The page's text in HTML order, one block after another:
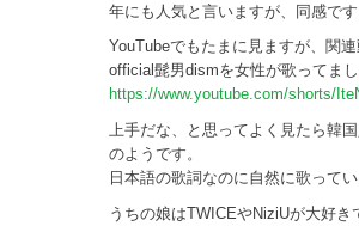
年にも人気と言いますが、同感です
YouTubeでもたまに見ますが、関
official髭男dismを女性が歌ってまし
https://www.youtube.com/shorts/
上手だな、と思ってよく見たら韓
のようです。
日本語の歌詞なのに自然に歌ってい
うちの娘はTWICEやNiziUが大好き